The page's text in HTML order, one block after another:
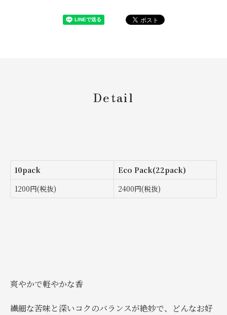
Detail
10pack
Eco Pack(22pack)
1200円(税抜)
2400円(税抜)
爽やかで軽やかな香
繊細な苦味と深いコクのバランスが絶妙で、どんなお好